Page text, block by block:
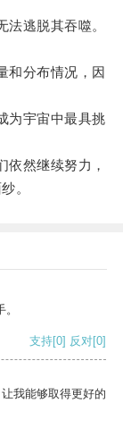
逃脱其吞噬。
分布情况，因
宇宙中最具挑
然继续努力，
。
支持[0] 反对[0]
我能够取得更好的